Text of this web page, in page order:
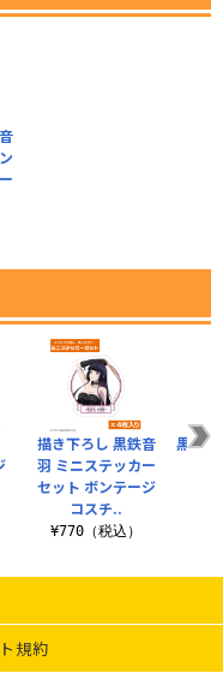
描き下ろし 黒鉄音
羽 ミニステッカー
セット ボンテージ
コスチ..
¥770（税込）
黒鉄
規約